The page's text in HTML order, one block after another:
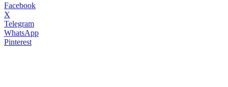
Facebook
X
Telegram
WhatsApp
Pinterest